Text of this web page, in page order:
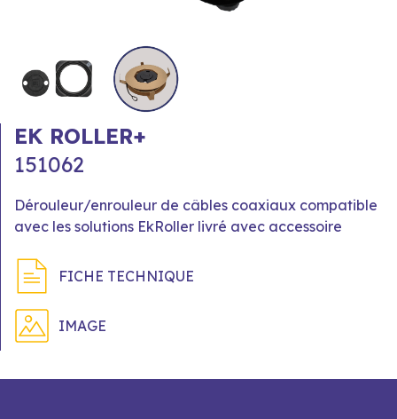
EK ROLLER+
151062
Dérouleur/enrouleur de câbles coaxiaux compatible
avec les solutions EkRoller livré avec accessoire
FICHE TECHNIQUE
IMAGE